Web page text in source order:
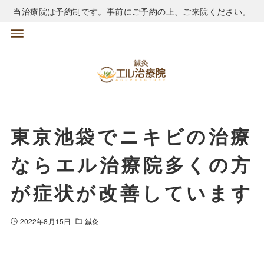
当治療院は予約制です。事前にご予約の上、ご来院ください。
東京池袋でニキビの治療
ならエル治療院多くの方
が症状が改善しています
2022年8月15日 鍼灸